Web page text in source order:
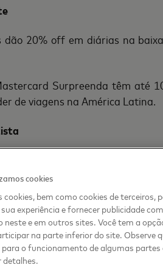
dão 20% off em diárias na
Surpreenda têm até
de viagens na América Latina.
tênis Asics no Market Place
valor.
têm 15% de desconto na
e muito mais pagando
de comer
cookies
cookies, bem como cookies de terceiros,
experiência e fornecer publicidade
neste e em outros sites. Você tem a
na parte inferior do site. Observe
para o funcionamento de algumas
detalhes.